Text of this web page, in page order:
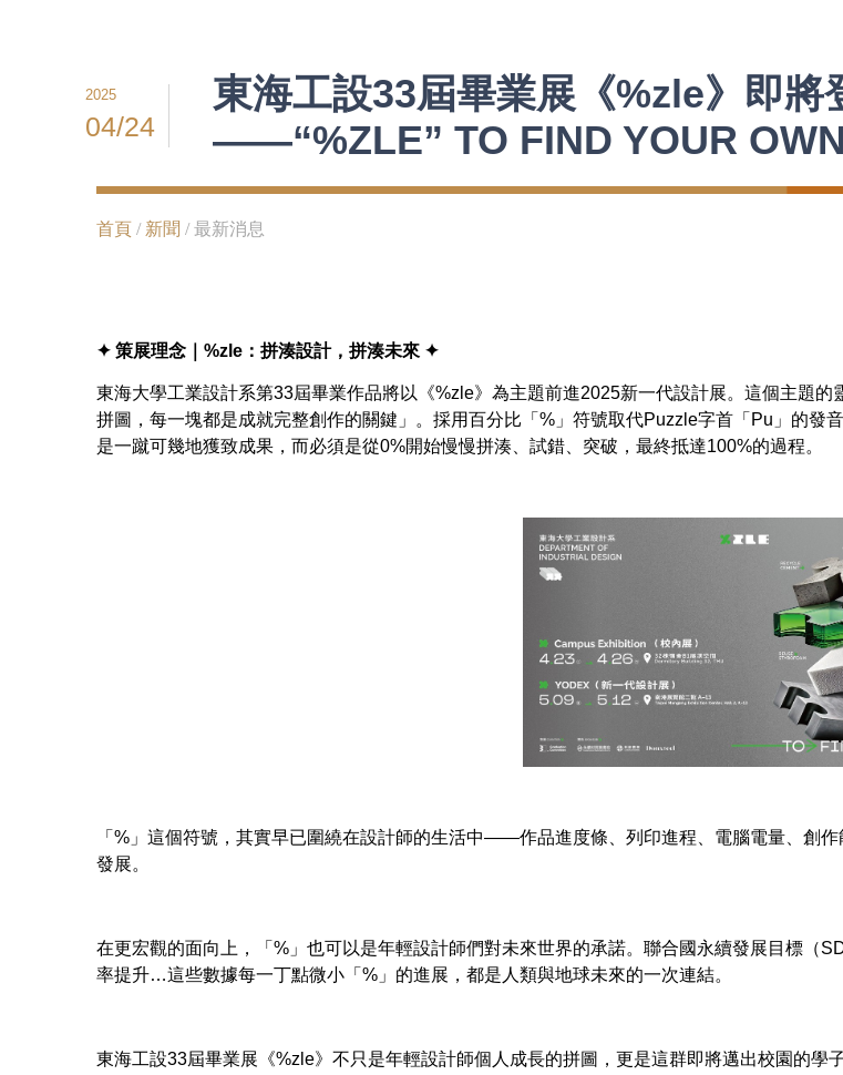
2025
04/24
東海工設33屆畢業展《%zle》即將
——“%ZLE” TO FIND YOUR
首頁 / 新聞 / 最新消息
✦ 策展理念｜%zle：拼湊設計，拼湊未來 ✦
東海大學工業設計系第33屆畢業作品將以《%zle》為主題前進2025新一代設計展。這個主題
拼圖，每一塊都是成就完整創作的關鍵」。採用百分比「%」符號取代Puzzle字首「Pu」的
是一蹴可幾地獲致成果，而必須是從0%開始慢慢拼湊、試錯、突破，最終抵達100%的過程。
「%」這個符號，其實早已圍繞在設計師的生活中——作品進度條、列印進程、電腦電量、
發展。
在更宏觀的面向上，「%」也可以是年輕設計師們對未來世界的承諾。聯合國永續發展目標
率提升…這些數據每一丁點微小「%」的進展，都是人類與地球未來的一次連結。
東海工設33屆畢業展《%zle》不只是年輕設計師個人成長的拼圖，更是這群即將邁出校園的